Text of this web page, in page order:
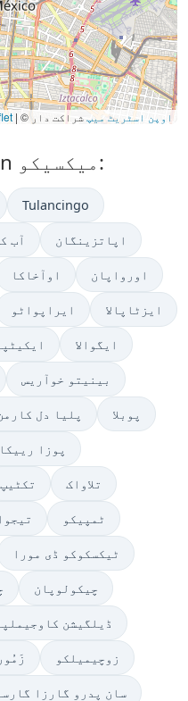
| © اوپن اسٹریٹ میپشراکت دار
دیگر شہروں میں وقت in میکسیکو:
Tulancingo
آب اپاتزینگان
اوآخاکا اورواپان
ایراپواٹو ایزٹاپالا
ایگوالا
بینیتو خوآریس
پلیا دل پوبلا
پوزا
تکٹیپ تلاواک
ٹمپیکو
ٹیکسکوکو ڈی مورا
چیکولوپان
ڈیلگیشن
زوچیمیلکو
سان پدرو گارزا